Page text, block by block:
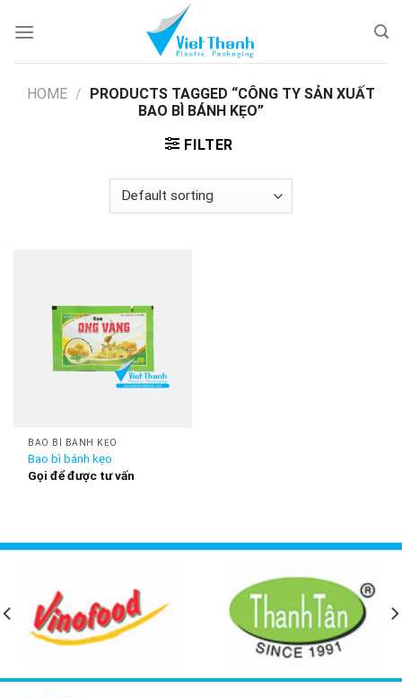
HOME / PRODUCTS TAGGED “CÔNG TY SẢN XUẤT
BAO BÌ BÁNH KẸO”
FILTER
BAO BÌ BÁNH KẸO
Bao bì bánh kẹo
Gọi để được tư vấn